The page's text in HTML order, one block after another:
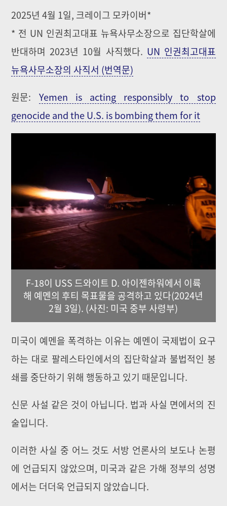
2025년 4월 1일, 크레이그 모카이버*
* 전 UN 인권최고대표 뉴욕사무소장으로 집단학살에
반대하며 2023년 10월 사직했다. UN 인권최고대표
뉴욕사무소장의 사직서 (번역문)
원문: Yemen is acting responsibly to stop
genocide and the U.S. is bombing them for it
F-18이 USS 드와이트 D. 아이젠하워에서 이륙
해 예멘의 후티 목표물을 공격하고 있다(2024년
2월 3일). (사진: 미국 중부 사령부)
미국이 예멘을 폭격하는 이유는 예멘이 국제법이 요구
하는 대로 팔레스타인에서의 집단학살과 불법적인 봉
쇄를 중단하기 위해 행동하고 있기 때문입니다.
신문 사설 같은 것이 아닙니다. 법과 사실 면에서의 진
술입니다.
이러한 사실 중 어느 것도 서방 언론사의 보도나 논평
에 언급되지 않았으며, 미국과 같은 가해 정부의 성명
에서는 더더욱 언급되지 않았습니다.